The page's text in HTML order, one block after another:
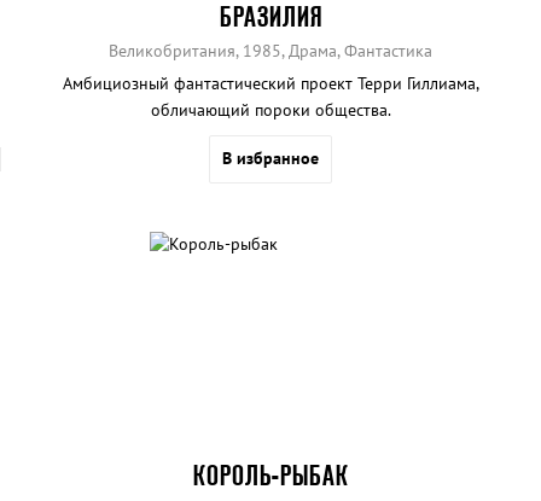
БРАЗИЛИЯ
Великобритания, 1985, Драма, Фантастика
Амбициозный фантастический проект Терри Гиллиама,
обличающий пороки общества.
В избранное
КОРОЛЬ-РЫБАК